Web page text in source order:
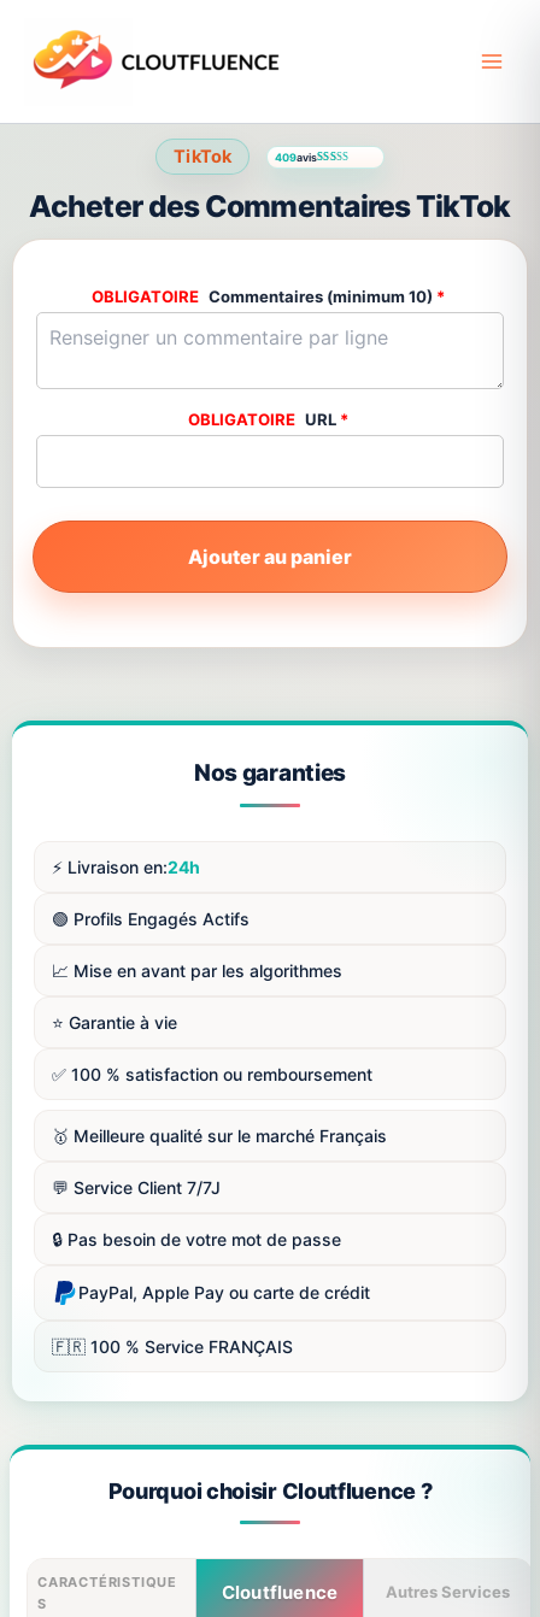
contenu
TikTok 409avis
Acheter des Commentaires TikTok
Commentaires (minimum 10) *
URL *
Ajouter au panier
Nos garanties
⚡️ Livraison en:24h
🟢 Profils Engagés Actifs
📈 Mise en avant par les algorithmes
⭐️ Garantie à vie
✅ 100 % satisfaction ou remboursement
🥇 Meilleure qualité sur le marché Français
💬 Service Client 7/7J
🔒 Pas besoin de votre mot de passe
PayPal, Apple Pay ou carte de crédit
🇫🇷 100 % Service FRANÇAIS
Pourquoi choisir Cloutfluence ?
CARACTÉRISTIQUE
S
Cloutfluence Autres Services